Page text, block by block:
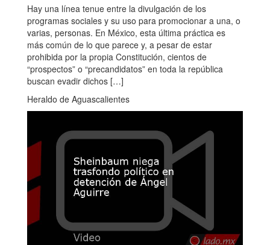
Hay una línea tenue entre la divulgación de los
programas sociales y su uso para promocionar a una, o
varias, personas. En México, esta última práctica es
más común de lo que parece y, a pesar de estar
prohibida por la propia Constitución, cientos de
“prospectos” o “precandidatos” en toda la república
buscan evadir dichos […]
Heraldo de Aguascalientes